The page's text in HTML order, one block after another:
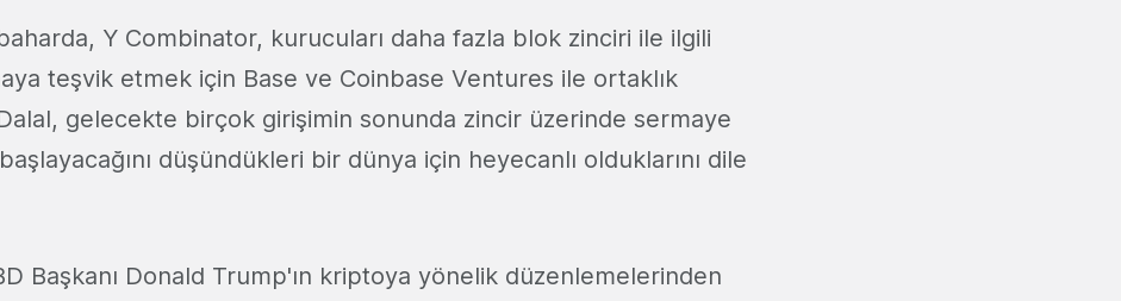
Y Combinator, kurucuları daha fazla blok zinciri ile ilgili
teşvik etmek için Base ve Coinbase Ventures ile ortaklık
gelecekte birçok girişimin sonunda zincir üzerinde sermaye
düşündükleri bir dünya için heyecanlı olduklarını dile
Başkanı Donald Trump'ın kriptoya yönelik düzenlemelerinden